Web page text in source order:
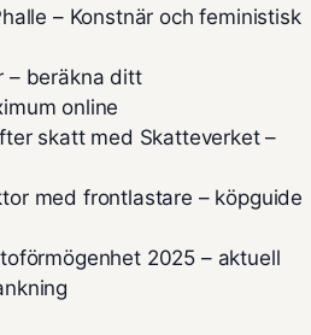
– Konstnär och feministisk
– beräkna ditt
online
skatt med Skatteverket –
med frontlastare – köpguide
2025 – aktuell